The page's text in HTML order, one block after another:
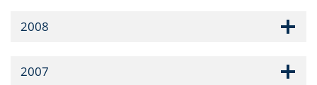
2008
2007